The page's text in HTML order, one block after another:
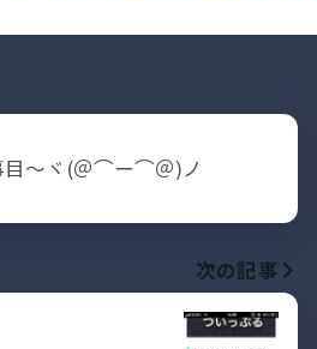
目〜ヾ(＠⌒ー⌒＠)ノ
次の記事